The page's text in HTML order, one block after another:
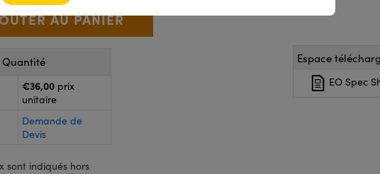
Quantité
€36,00 prix
unitaire
Demande de
Devis
sont indiqués hors
Espace
EO Spec